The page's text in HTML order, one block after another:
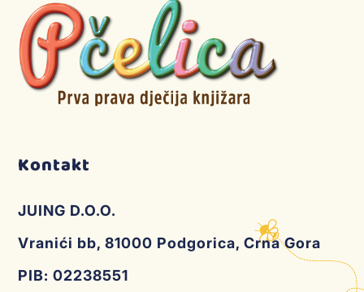
Kontakt
JUING D.O.O.
Vranići bb, 81000 Podgorica, Crna Gora
PIB: 02238551